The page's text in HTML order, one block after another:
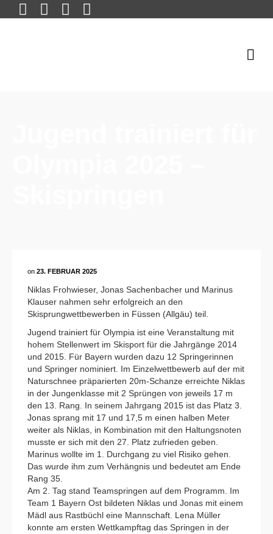
on 23. FEBRUAR 2025
Niklas Frohwieser, Jonas Sachenbacher und Marinus
Klauser nahmen sehr erfolgreich an den
Skisprungwettbewerben in Füssen (Allgäu) teil.
Jugend trainiert für Olympia ist eine Veranstaltung mit
hohem Stellenwert im Skisport für die Jahrgänge 2014
und 2015. Für Bayern wurden dazu 12 Springerinnen
und Springer nominiert. Im Einzelwettbewerb auf der mit
Naturschnee präparierten 20m-Schanze erreichte Niklas
in der Jungenklasse mit 2 Sprüngen von jeweils 17 m
den 13. Rang. In seinem Jahrgang 2015 ist das Platz 3.
Jonas sprang mit 17 und 17,5 m einen halben Meter
weiter als Niklas, in Kombination mit den Haltungsnoten
musste er sich mit den 27. Platz zufrieden geben.
Marinus wollte im 1. Durchgang zu viel Risiko gehen.
Das wurde ihm zum Verhängnis und bedeutet am Ende
Rang 35.
Am 2. Tag stand Teamspringen auf dem Programm. Im
Team 1 Bayern Ost bildeten Niklas und Jonas mit einem
Mädl aus Rastbüchl eine Mannschaft. Lena Müller
konnte am ersten Wettkampftag das Springen in der